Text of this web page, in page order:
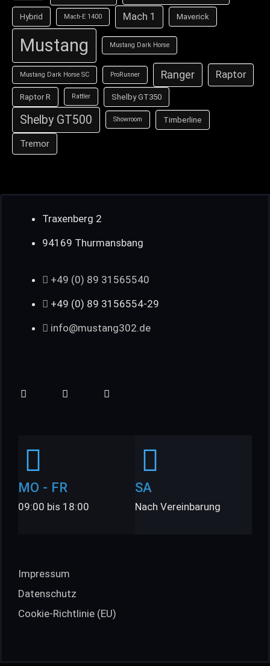
Hybrid Mach-E 1400 Mach 1 Maverick
Mustang Mustang Dark Horse
Mustang Dark Horse SC ProRunner Ranger Raptor
Raptor R Rattler Shelby GT350
Shelby GT500 Showroom Timberline
Tremor
Traxenberg 2
94169 Thurmansbang
+49 (0) 89 31565540
+49 (0) 89 3156554-29
info@mustang302.de
MO - FR
09:00 bis 18:00
SA
Nach Vereinbarung
Impressum
Datenschutz
Cookie-Richtlinie (EU)